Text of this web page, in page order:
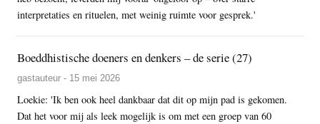
interpretaties en rituelen, met weinig ruimte voor gesprek.'
Boeddhistische doeners en denkers – de serie (27)
gastauteur - 15 mei 2026
Loekie: 'Ik ben ook heel dankbaar dat dit op mijn pad is gekomen.
Dat het voor mij als leek mogelijk is om met een groep van 60